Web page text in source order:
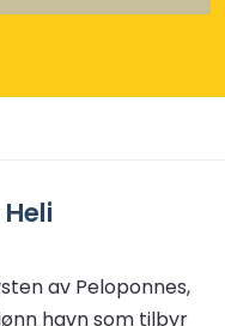
av Peloponnes,
havn som tilbyr